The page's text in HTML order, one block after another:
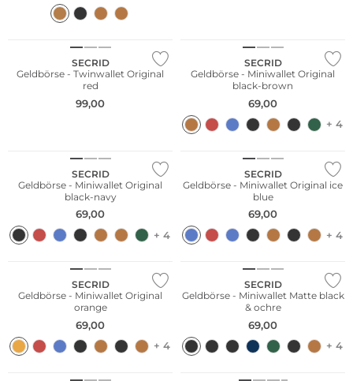
SECRID
Geldbörse - Twinwallet Original
red
99,00
SECRID
Geldbörse - Miniwallet Original
black-brown
69,00
+ 4
SECRID
Geldbörse - Miniwallet Original
black-navy
69,00
+ 4
SECRID
Geldbörse - Miniwallet Original ice
blue
69,00
+ 4
SECRID
Geldbörse - Miniwallet Original
orange
69,00
+ 4
Nachhaltig
SECRID
Geldbörse - Miniwallet Matte black
& ochre
69,00
+ 4
Nachhaltig